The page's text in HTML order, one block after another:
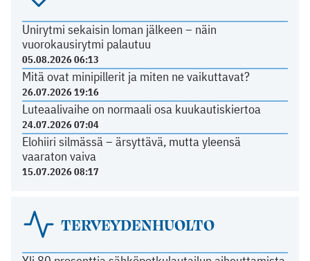
Unirytmi sekaisin loman jälkeen – näin
vuorokausirytmi palautuu
05.08.2026 06:13
Mitä ovat minipillerit ja miten ne vaikuttavat?
26.07.2026 19:16
Luteaalivaihe on normaali osa kuukautiskiertoa
24.07.2026 07:04
Elohiiri silmässä – ärsyttävä, mutta yleensä
vaaraton vaiva
15.07.2026 08:17
TERVEYDENHUOLTO